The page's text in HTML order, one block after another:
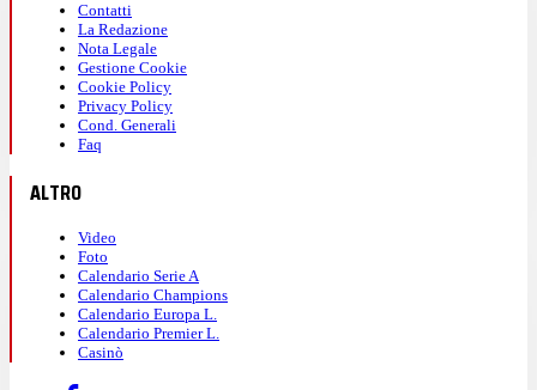
Contatti
La Redazione
Nota Legale
Gestione Cookie
Cookie Policy
Privacy Policy
Cond. Generali
Faq
ALTRO
Video
Foto
Calendario Serie A
Calendario Champions
Calendario Europa L.
Calendario Premier L.
Casinò